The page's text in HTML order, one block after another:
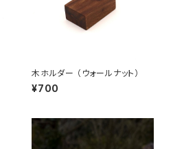
木ホルダー （ウォールナット）
¥700